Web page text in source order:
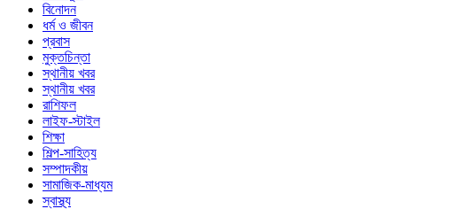
বিনোদন
ধর্ম ও জীবন
প্রবাস
মুক্তচিন্তা
স্থানীয় খবর
স্থানীয় খবর
রাশিফল
লাইফ-স্টাইল
শিক্ষা
শিল্প-সাহিত্য
সম্পাদকীয়
সামাজিক-মাধ্যম
স্বাস্থ্য